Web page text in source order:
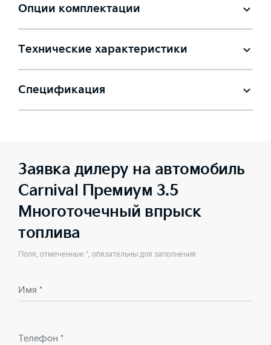
Опции комплектации
Технические характеристики
Спецификация
Заявка дилеру на автомобиль
Carnival Премиум 3.5
Многоточечный впрыск
топлива
Поля, отмеченные *, обязательны для заполнения
Имя *
Телефон *